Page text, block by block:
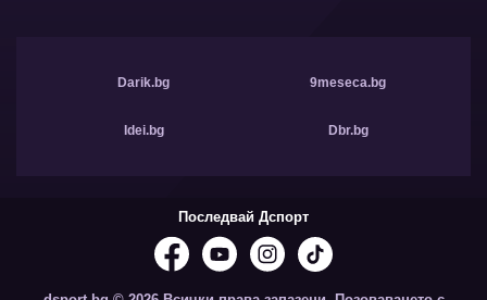
Darik.bg 9meseca.bg
Idei.bg Dbr.bg
Последвай Дспорт